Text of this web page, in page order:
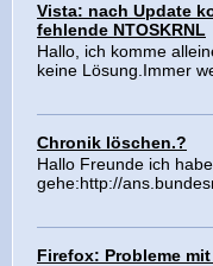
Vista: nach Update
fehlende NTOSKRNL
Hallo, ich komme
keine Lösung.Immer
Chronik löschen.?
Hallo Freunde ich
gehe:http://
Firefox: Probleme